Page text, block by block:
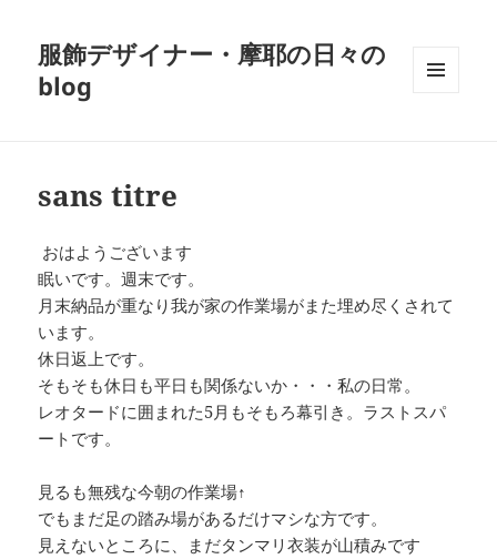
服飾デザイナー・摩耶の日々の
blog
sans titre
おはようございます
眠いです。週末です。
月末納品が重なり我が家の作業場がまた埋め尽くされて
います。
休日返上です。
そもそも休日も平日も関係ないか・・・私の日常。
レオタードに囲まれた5月もそもろ幕引き。ラストスパ
ートです。
見るも無残な今朝の作業場↑
でもまだ足の踏み場があるだけマシな方です。
見えないところに、まだタンマリ衣装が山積みです